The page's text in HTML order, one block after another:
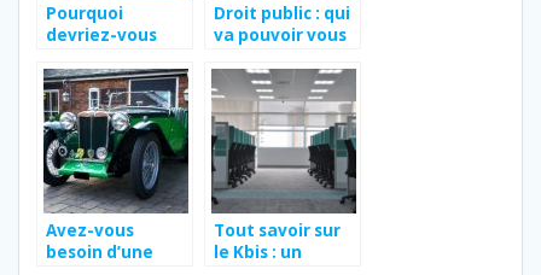
Pourquoi
devriez-vous
notaire ?
Droit public : qui
va pouvoir vous
gratuitement au
tribunal ?
Avez-vous
besoin d’une
Tout savoir sur
le Kbis : un